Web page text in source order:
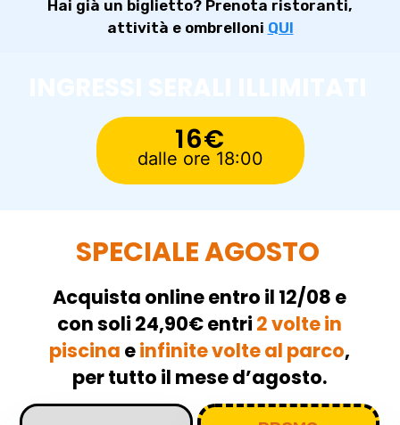
Hai già un biglietto? Prenota ristoranti,
attività e ombrelloni QUI
16€
dalle ore 18:00
SPECIALE AGOSTO
Acquista online entro il 12/08 e
con soli 24,90€entri 2 volte in
piscina einfinite volte al parco,
per tutto il mese d’agosto.